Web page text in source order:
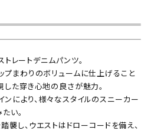
レートデニムパンツ。
プまわりのボリュームに仕上げること
した穿き心地の良さが魅力。
により、様々なスタイルのスニーカー
い。
し、ウエストはドローコードを備え、